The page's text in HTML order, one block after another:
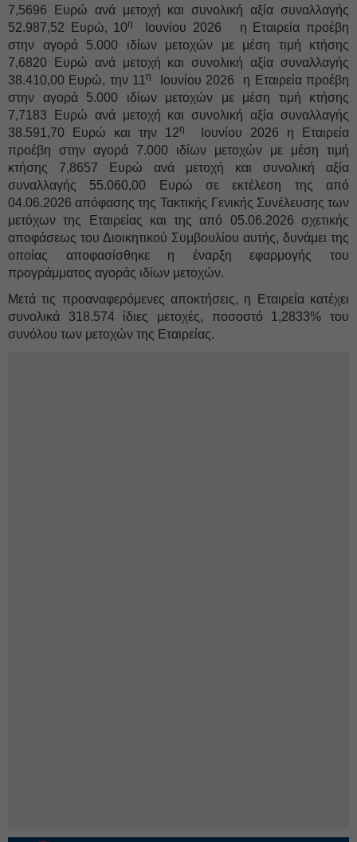
7,5696 Ευρώ ανά μετοχή και συνολική αξία συναλλαγής
52.987,52 Ευρώ, 10η
Ιουνίου 2026 η Εταιρεία προέβη
στην αγορά 5.000 ιδίων μετοχών με μέση τιμή κτήσης
7,6820 Ευρώ ανά μετοχή και συνολική αξία συναλλαγής
38.410,00 Ευρώ, την 11 η
Ιουνίου 2026 η Εταιρεία προέβη
στην αγορά 5.000 ιδίων μετοχών με μέση τιμή κτήσης
7,7183 Ευρώ ανά μετοχή και συνολική αξία συναλλαγής
38.591,70 Ευρώ και την 12η
Ιουνίου 2026 η Εταιρεία
προέβη στην αγορά 7.000 ιδίων μετοχών με μέση τιμή
κτήσης 7,8657 Ευρώ ανά μετοχή και συνολική αξία
συναλλαγής 55.060,00 Ευρώ σε εκτέλεση της από
04.06.2026 απόφασης της Τακτικής Γενικής Συνέλευσης των
μετόχων της Εταιρείας και της από 05.06.2026 σχετικής
αποφάσεως του Διοικητικού Συμβουλίου αυτής, δυνάμει της
οποίας αποφασίσθηκε η έναρξη εφαρμογής του
προγράμματος αγοράς ιδίων μετοχών.
Μετά τις προαναφερόμενες αποκτήσεις, η Εταιρεία κατέχει
συνολικά 318.574 ίδιες μετοχές, ποσοστό 1,2833% του
συνόλου των μετοχών της Εταιρείας.